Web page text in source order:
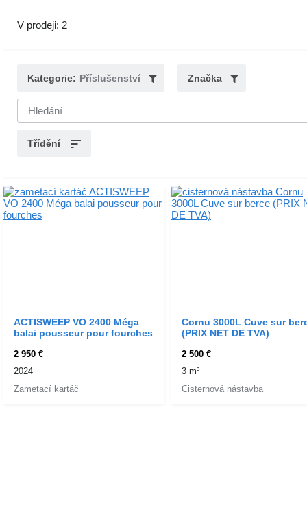
V prodeji: 2
Kategorie: Příslušenství Značka
Třídění
ACTISWEEP VO 2400 Méga
balai pousseur pour fourches
2 950 €
Zametací kartáč
2024
Cornu 3000L Cuve sur
(PRIX NET DE TVA)
2 500 €
Cisternová nástavba
3 m³